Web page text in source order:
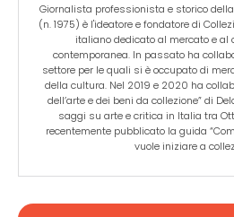
Giornalista professionista e storico
(n. 1975) è l'ideatore e fondatore di
italiano dedicato al mercato e al
contemporanea. In passato ha
settore per le quali si è occupato di
della cultura. Nel 2019 e 2020 ha
dell’arte e dei beni da collezione” di
saggi su arte e critica in Italia tra
recentemente pubblicato la guida
vuole iniziare a